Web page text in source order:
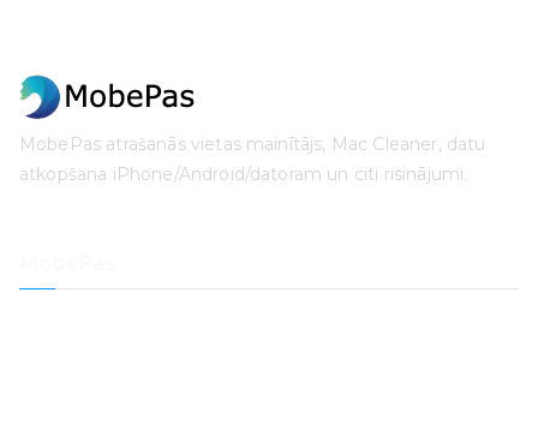
MobePas atrašanās vietas mainītājs, Mac Cleaner, datu
atkopšana iPhone/Android/datoram un citi risinājumi.